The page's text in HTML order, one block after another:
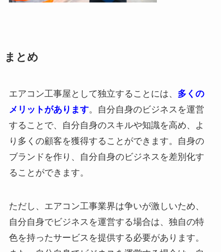
まとめ
エアコン工事屋として独立することには、 多くの
メリットがあります。自分自身のビジネスを運営
することで、自分自身のスキルや知識を高め、よ
り多くの顧客を獲得することができます。自身の
ブランドを作り、自分自身のビジネスを差別化す
ることができます。
ただし、エアコン工事業界は争いが激しいため、
自分自身でビジネスを運営する場合は、独自の特
色を持ったサービスを提供する必要があります。